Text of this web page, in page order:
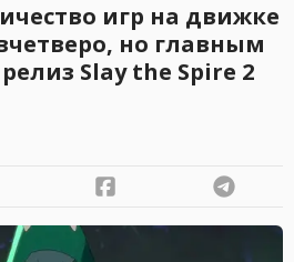
игр на движке
но главным
Slay the Spire 2